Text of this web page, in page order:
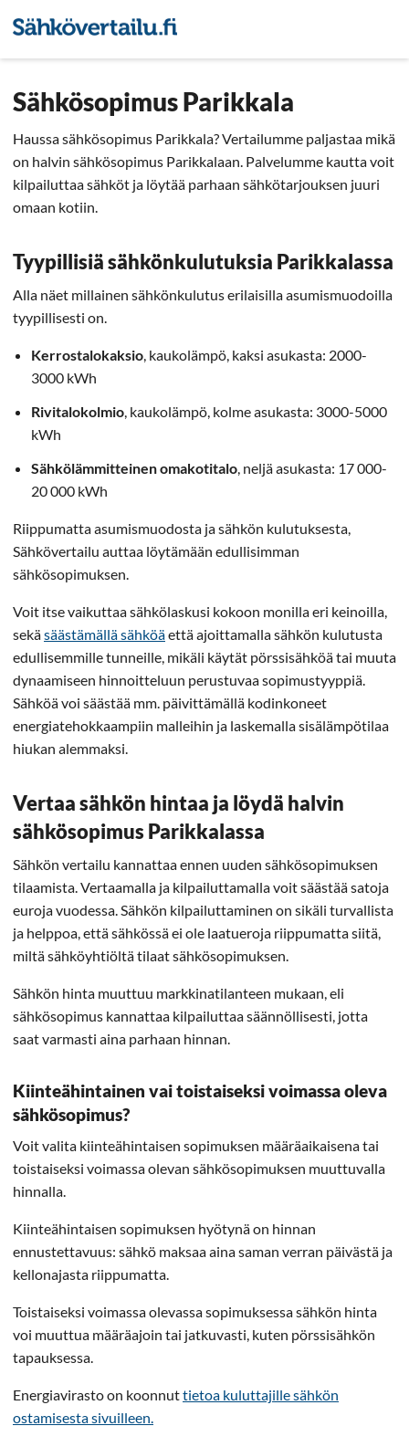
Sähkösopimus Parikkala
Haussa sähkösopimus Parikkala? Vertailumme paljastaa mikä
on halvin sähkösopimus Parikkalaan. Palvelumme kautta voit
kilpailuttaa sähköt ja löytää parhaan sähkötarjouksen juuri
omaan kotiin.
Tyypillisiä sähkönkulutuksia Parikkalassa
Alla näet millainen sähkönkulutus erilaisilla asumismuodoilla
tyypillisesti on.
Kerrostalokaksio, kaukolämpö, kaksi asukasta: 2000-
3000 kWh
Rivitalokolmio, kaukolämpö, kolme asukasta: 3000-5000
kWh
Sähkölämmitteinen omakotitalo, neljä asukasta: 17 000-
20 000 kWh
Riippumatta asumismuodosta ja sähkön kulutuksesta,
Sähkövertailu auttaa löytämään edullisimman
sähkösopimuksen.
Voit itse vaikuttaa sähkölaskusi kokoon monilla eri keinoilla,
sekäsäästämällä sähköäettä ajoittamalla sähkön kulutusta
edullisemmille tunneille, mikäli käytät pörssisähköä tai muuta
dynaamiseen hinnoitteluun perustuvaa sopimustyyppiä.
Sähköä voi säästää mm. päivittämällä kodinkoneet
energiatehokkaampiin malleihin ja laskemalla sisälämpötilaa
hiukan alemmaksi.
Vertaa sähkön hintaa ja löydä halvin
sähkösopimus Parikkalassa
Sähkön vertailu kannattaa ennen uuden sähkösopimuksen
tilaamista. Vertaamalla ja kilpailuttamalla voit säästää satoja
euroja vuodessa. Sähkön kilpailuttaminen on sikäli turvallista
ja helppoa, että sähkössä ei ole laatueroja riippumatta siitä,
miltä sähköyhtiöltä tilaat sähkösopimuksen.
Sähkön hinta muuttuu markkinatilanteen mukaan, eli
sähkösopimus kannattaa kilpailuttaa säännöllisesti, jotta
saat varmasti aina parhaan hinnan.
Kiinteähintainen vai toistaiseksi voimassa oleva
sähkösopimus?
Voit valita kiinteähintaisen sopimuksen määräaikaisena tai
toistaiseksi voimassa olevan sähkösopimuksen muuttuvalla
hinnalla.
Kiinteähintaisen sopimuksen hyötynä on hinnan
ennustettavuus: sähkö maksaa aina saman verran päivästä ja
kellonajasta riippumatta.
Toistaiseksi voimassa olevassa sopimuksessa sähkön hinta
voi muuttua määräajoin tai jatkuvasti, kuten pörssisähkön
tapauksessa.
Energiavirasto on koonnuttietoa kuluttajille sähkön
ostamisesta sivuilleen.